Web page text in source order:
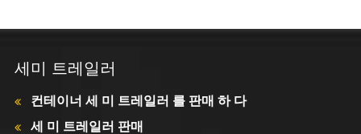
세미 트레일러
컨테이너 세 미 트레일러 를 판매 하 다
세 미 트레일러 판매